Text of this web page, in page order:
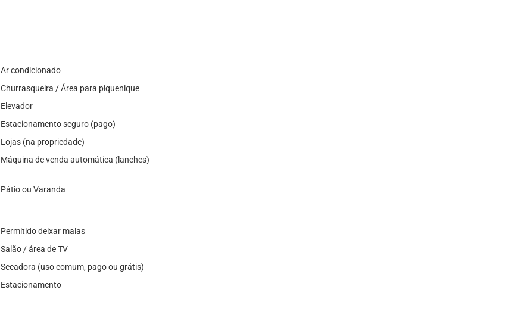
Ar condicionado
Churrasqueira / Área para piquenique
Elevador
Estacionamento seguro (pago)
Lojas (na propriedade)
Máquina de venda automática (lanches)
Pátio ou Varanda
Permitido deixar malas
Salão / área de TV
Secadora (uso comum, pago ou grátis)
Estacionamento